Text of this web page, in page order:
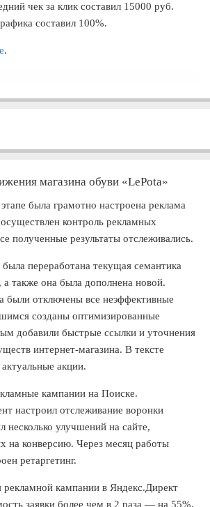
чек за клик составил 15000 руб.
составил 100%.
.
магазина обуви «LePota»
была грамотно настроена реклама
контроль рекламных
полученные результаты отслеживались.
переработана текущая семантика
а также она была дополнена новой.
были отключены все неэффективные
созданы оптимизированные
добавили быстрые ссылки и уточнения
интернет-магазина. В тексте
акции.
кампании на Поиске.
настроил отслеживание воронки
несколько улучшений на сайте,
на конверсию. Через месяц работы
ретаргетинг.
рекламной кампании в Яндекс.Директ
заявки более чем в 2 раза — на 55%,